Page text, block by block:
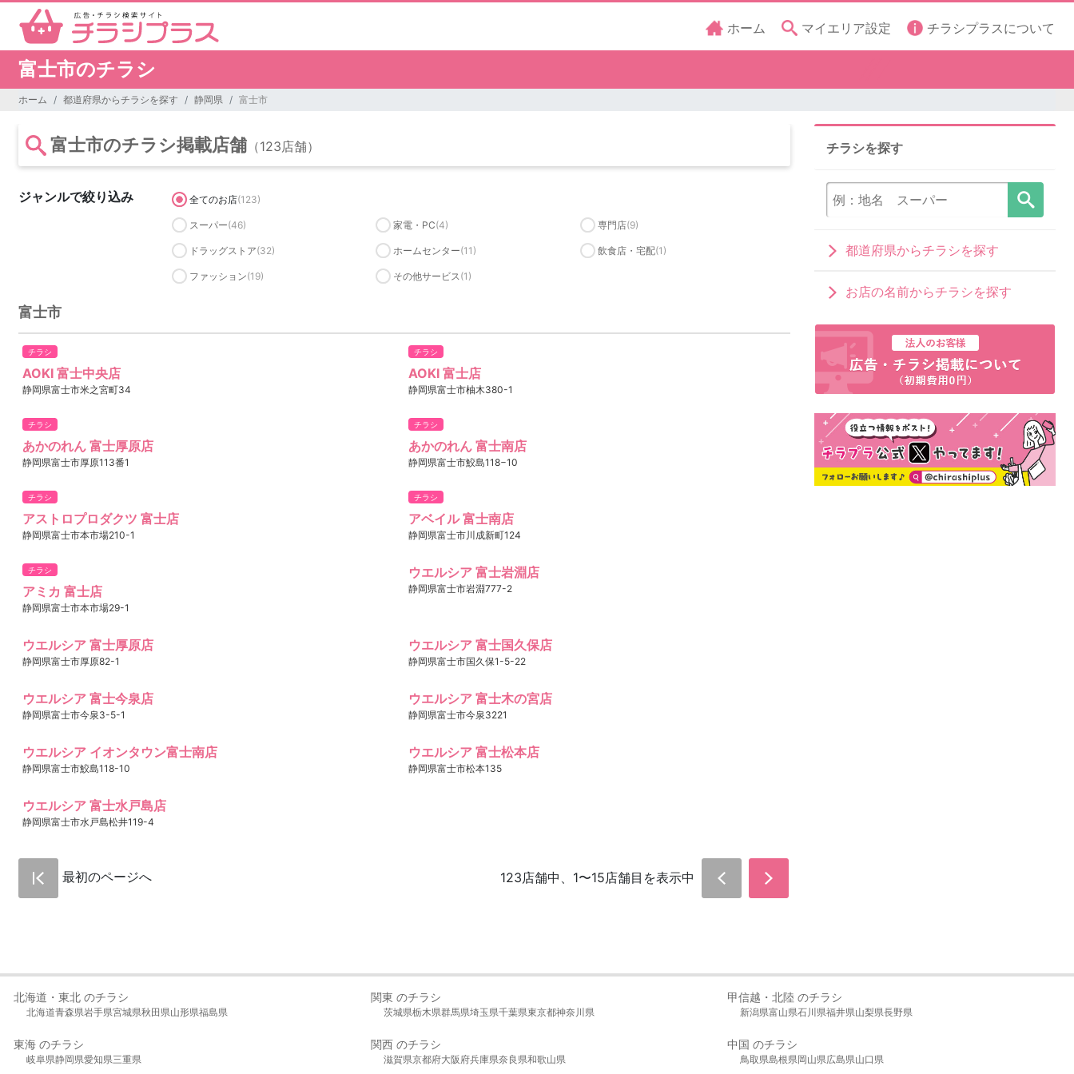
ホーム マイエリア設定 チラシプラスについて
富士市のチラシ
ホーム 都道府県からチラシを探す 静岡県 富士市
富士市のチラシ掲載店舗 （123店舗）
ジャンルで絞り込み 全てのお店(123)
スーパー(46) 家電・PC(4) 専門店(9)
ドラッグストア(32) ホームセンター(11) 飲食店・宅配(1)
ファッション(19) その他サービス(1)
富士市
チラシ
AOKI 富士中央店
静岡県富士市米之宮町34
チラシ
AOKI 富士店
静岡県富士市柚木380-1
チラシ
あかのれん 富士厚原店
静岡県富士市厚原113番1
チラシ
あかのれん 富士南店
静岡県富士市鮫島118−10
チラシ
アストロプロダクツ 富士店
静岡県富士市本市場210-1
チラシ
アベイル 富士南店
静岡県富士市川成新町124
チラシ
アミカ 富士店
静岡県富士市本市場29-1
ウエルシア 富士岩淵店
静岡県富士市岩淵777-2
ウエルシア 富士厚原店
静岡県富士市厚原82-1
ウエルシア 富士国久保店
静岡県富士市国久保1-5-22
ウエルシア 富士今泉店
静岡県富士市今泉3-5-1
ウエルシア 富士木の宮店
静岡県富士市今泉3221
ウエルシア イオンタウン富士南店
静岡県富士市鮫島118-10
ウエルシア 富士松本店
静岡県富士市松本135
ウエルシア 富士水戸島店
静岡県富士市水戸島松井119-4
最初のページへ 123店舗中、1〜15店舗目を表示中
チラシを探す
都道府県からチラシを探す
お店の名前からチラシを探す
北海道・東北 のチラシ
北海道青森県岩手県宮城県秋田県山形県福島県
関東 のチラシ
茨城県栃木県群馬県埼玉県千葉県東京都神奈川県
甲信越・北陸 のチラシ
新潟県富山県石川県福井県山梨県長野県
東海 のチラシ
岐阜県静岡県愛知県三重県
関西 のチラシ
滋賀県京都府大阪府兵庫県奈良県和歌山県
中国 のチラシ
鳥取県島根県岡山県広島県山口県